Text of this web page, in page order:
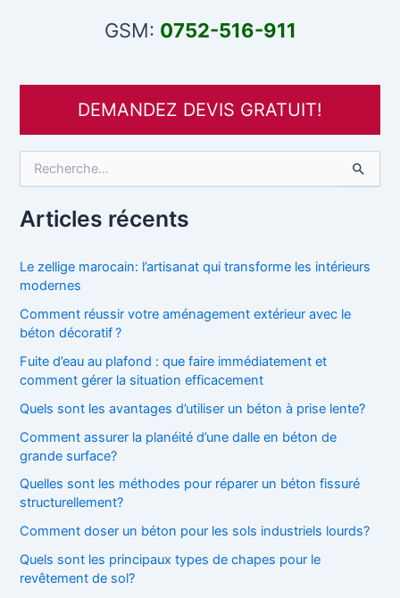
GSM: 0752-516-911
DEMANDEZ DEVIS GRATUIT!
h
e
c
h
r
:
Articles récents
Le zellige marocain: l’artisanat qui transforme les intérieurs
modernes
Comment réussir votre aménagement extérieur avec le
béton décoratif ?
Fuite d’eau au plafond : que faire immédiatement et
comment gérer la situation efficacement
Quels sont les avantages d’utiliser un béton à prise lente?
Comment assurer la planéité d’une dalle en béton de
grande surface?
Quelles sont les méthodes pour réparer un béton fissuré
structurellement?
Comment doser un béton pour les sols industriels lourds?
Quels sont les principaux types de chapes pour le
revêtement de sol?